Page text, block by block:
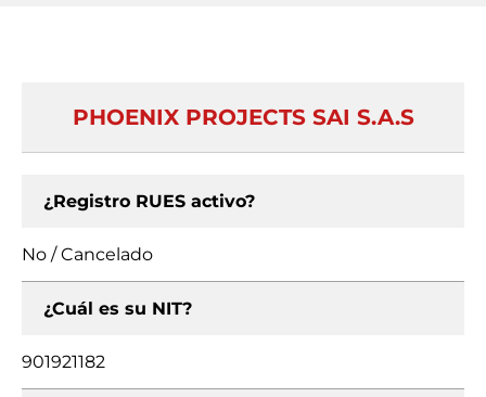
PHOENIX PROJECTS SAI S.A.S
¿Registro RUES activo?
No / Cancelado
¿Cuál es su NIT?
901921182